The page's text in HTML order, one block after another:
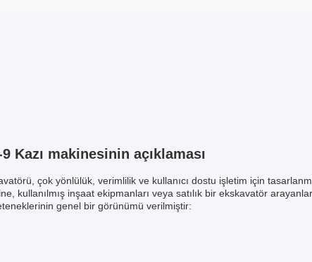
Kazı makinesinin açıklaması
çok yönlülük, verimlilik ve kullanıcı dostu işletim için
kullanılmış inşaat ekipmanları veya satılık bir ekskavatör
genel bir görünümü verilmiştir: